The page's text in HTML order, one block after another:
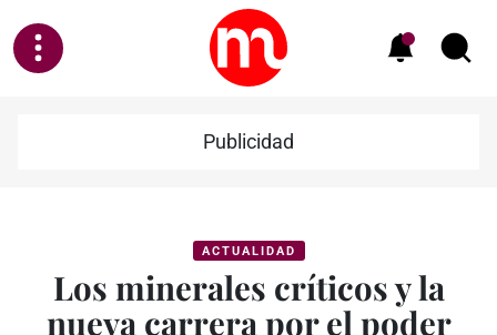
Publicidad
ACTUALIDAD
Los minerales críticos y la
nueva carrera por el poder